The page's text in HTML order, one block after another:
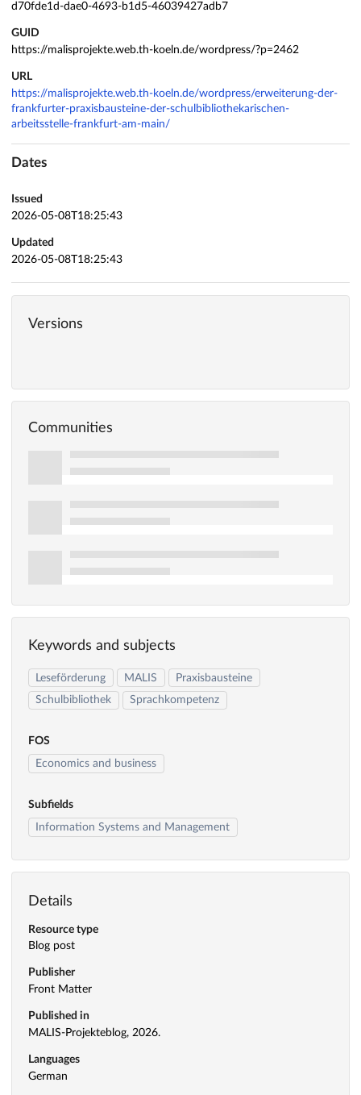
d70fde1d-dae0-4693-b1d5-46039427adb7
GUID
https://malisprojekte.web.th-koeln.de/wordpress/?p=2462
URL
https://malisprojekte.web.th-koeln.de/wordpress/erweiterung-der-
frankfurter-praxisbausteine-der-schulbibliothekarischen-
arbeitsstelle-frankfurt-am-main/
Dates
Issued
2026-05-08T18:25:43
Updated
2026-05-08T18:25:43
Versions
Communities
Keywords and subjects
Leseförderung MALIS
Praxisbausteine
Schulbibliothek
Sprachkompetenz
FOS
Economics and business
Subfields
Information Systems and Management
Details
Resource type
Blog post
Publisher
Front Matter
Published in
MALIS-Projekteblog, 2026.
Languages
German